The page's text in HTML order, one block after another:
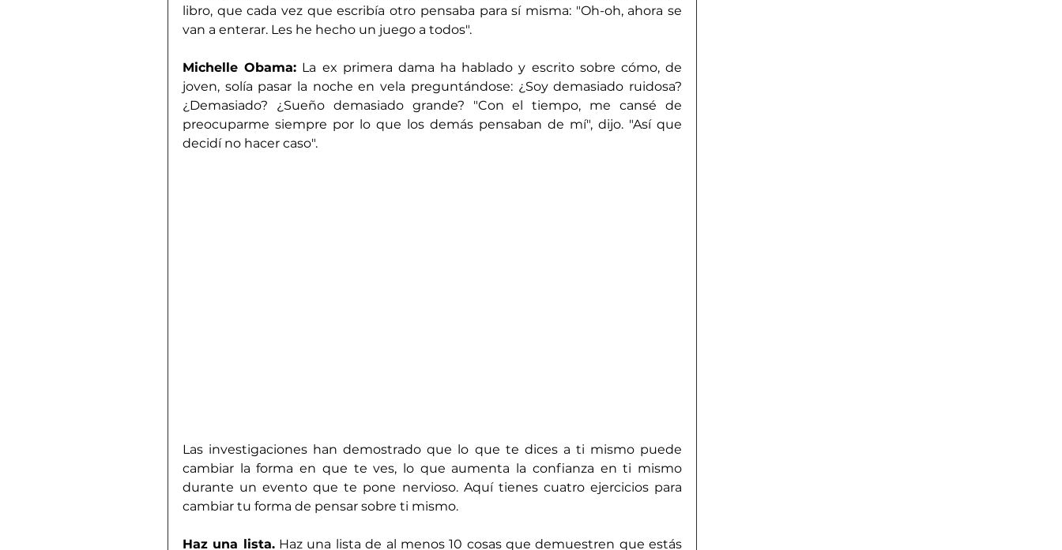
libro, que cada vez que escribía otro pensaba para sí misma: "Oh-oh, ahora se
van a enterar. Les he hecho un juego a todos".
Michelle Obama: La ex primera dama ha hablado y escrito sobre cómo, de
joven, solía pasar la noche en vela preguntándose: ¿Soy demasiado ruidosa?
¿Demasiado? ¿Sueño demasiado grande? "Con el tiempo, me cansé de
preocuparme siempre por lo que los demás pensaban de mí", dijo. "Así que
decidí no hacer caso".
Las investigaciones han demostrado que lo que te dices a ti mismo puede
cambiar la forma en que te ves, lo que aumenta la confianza en ti mismo
durante un evento que te pone nervioso. Aquí tienes cuatro ejercicios para
cambiar tu forma de pensar sobre ti mismo.
Haz una lista. Haz una lista de al menos 10 cosas que demuestren que estás